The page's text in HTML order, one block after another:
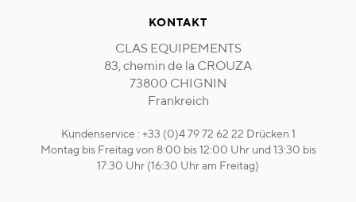
KONTAKT
CLAS EQUIPEMENTS
83, chemin de la CROUZA
73800 CHIGNIN
Frankreich
Kundenservice : +33 (0)4 79 72 62 22 Drücken 1
Montag bis Freitag von 8:00 bis 12:00 Uhr und 13:30 bis
17:30 Uhr (16:30 Uhr am Freitag)